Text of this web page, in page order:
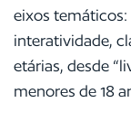
eixos temáticos:
interatividade,
etárias, desde
menores de 18